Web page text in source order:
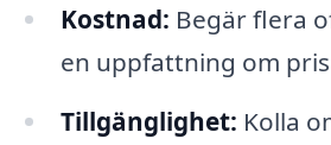
Kostnad: Begär flera
en uppfattning om
Tillgänglighet: Kolla